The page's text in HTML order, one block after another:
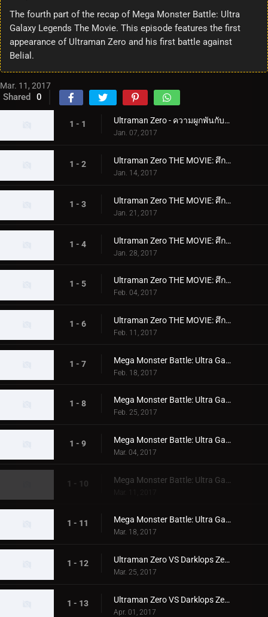
The fourth part of the recap of Mega Monster Battle: Ultra
Galaxy Legends The Movie. This episode features the first
appearance of Ultraman Zero and his first battle against
Belial.
Mar. 11, 2017
Shared 0
1 - 1 Ultraman Zero - ความผูกพันกับเพื่อนของเขา!
Jan. 07, 2017
1 - 2 Ultraman Zero THE MOVIE: ศึกตัดสินสุดระทึก! จักรวรรดิกาแลกติกบีเลียล: บทแห่งพันธะ
Jan. 14, 2017
1 - 3 Ultraman Zero THE MOVIE: ศึกตัดสินสุดระทึก! จักรวรรดิกาแลกติกบีเลียล: บทแห่งเปลวไฟ
Jan. 21, 2017
1 - 4 Ultraman Zero THE MOVIE: ศึกตัดสินสุดระทึก! จักรวรรดิกาแลกติกบีเลียล: บทแห่งกระจก
Jan. 28, 2017
1 - 5 Ultraman Zero THE MOVIE: ศึกตัดสินสุดระทึก! จักรวรรดิกาแลกติกบีเลียล: บทแห่งเหล็กกล้า
Feb. 04, 2017
1 - 6 Ultraman Zero THE MOVIE: ศึกตัดสินสุดระทึก! จักรวรรดิกาแลกติกบีเลียล: บทแห่งแสง
Feb. 11, 2017
1 - 7 Mega Monster Battle: Ultra Galaxy Legends - บทที่ 1: การกบฏของ Belial
Feb. 18, 2017
1 - 8 Mega Monster Battle: Ultra Galaxy Legends - บทที่ 2: Rei และ Mebius
Feb. 25, 2017
1 - 9 Mega Monster Battle: Ultra Galaxy Legends - บทที่ 3: การต่อสู้ในสุสานสัตว์ประหลาด
Mar. 04, 2017
1 - 10
Mar. 11, 2017
1 - 11 Mega Monster Battle: Ultra Galaxy Legends - บทสุดท้าย: คืนแสงสว่างแห่ง Galaxy
Mar. 18, 2017
1 - 12 Ultraman Zero VS Darklops Zero - ตอนที่ 1: ภัยคุกคามหลายมิติ!
Mar. 25, 2017
1 - 13 Ultraman Zero VS Darklops Zero - ตอนที่ 2: กระสุนเวทมนตร์แห่งความมืด
Apr. 01, 2017